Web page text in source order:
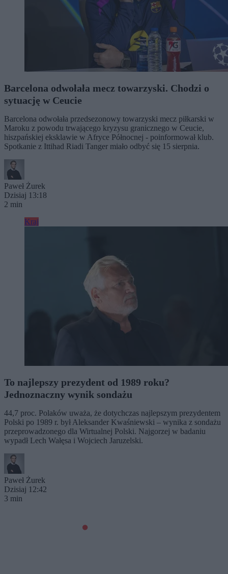
Barcelona odwołała mecz towarzyski. Chodzi o
sytuację w Ceucie
Barcelona odwołała przedsezonowy towarzyski mecz piłkarski w
Maroku z powodu trwającego kryzysu granicznego w Ceucie,
hiszpańskiej eksklawie w Afryce Północnej - poinformował klub.
Spotkanie z Ittihad Riadi Tanger miało odbyć się 15 sierpnia.
Paweł Żurek
Dzisiaj 13:18
2 min
Kraj
To najlepszy prezydent od 1989 roku?
Jednoznaczny wynik sondażu
44,7 proc. Polaków uważa, że dotychczas najlepszym prezydentem
Polski po 1989 r. był Aleksander Kwaśniewski – wynika z sondażu
przeprowadzonego dla Wirtualnej Polski. Najgorzej w badaniu
wypadł Lech Wałęsa i Wojciech Jaruzelski.
Paweł Żurek
Dzisiaj 12:42
3 min